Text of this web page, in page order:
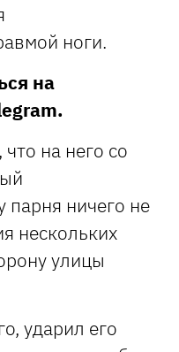
ноги.
на
на него со
ничего не
нескольких
улицы
ударил его